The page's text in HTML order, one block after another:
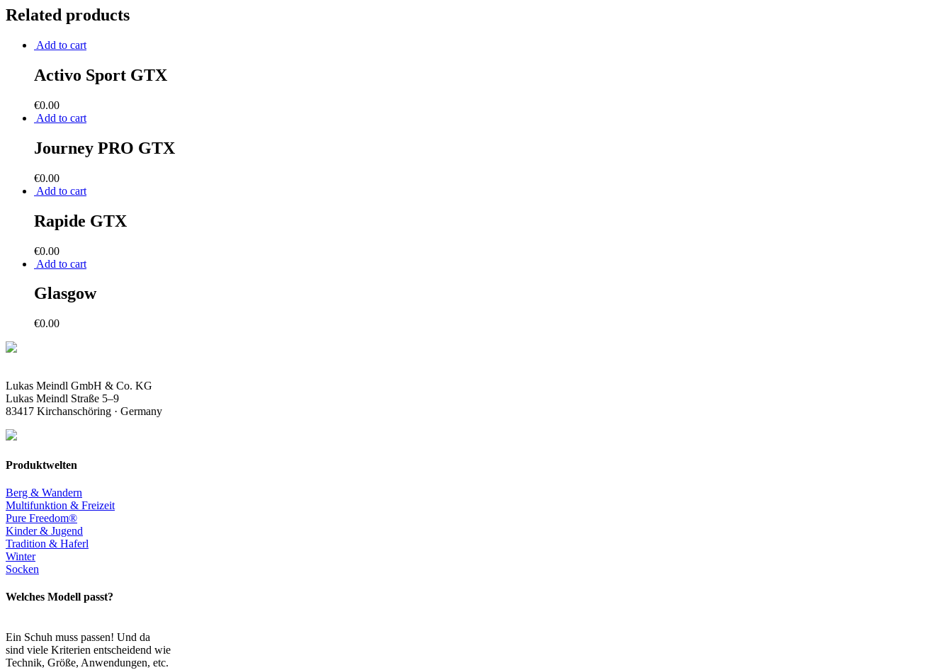
Related products
Add to cart
Activo Sport GTX
€0.00
Add to cart
Journey PRO GTX
€0.00
Add to cart
Rapide GTX
€0.00
Add to cart
Glasgow
€0.00
Lukas Meindl GmbH & Co. KG
Lukas Meindl Straße 5–9
83417 Kirchanschöring · Germany
Produktwelten
Berg & Wandern
Multifunktion & Freizeit
Pure Freedom®
Kinder & Jugend
Tradition & Haferl
Winter
Socken
Welches Modell passt?
Ein Schuh muss passen! Und da
sind viele Kriterien entscheidend wie
Technik, Größe, Anwendungen, etc.